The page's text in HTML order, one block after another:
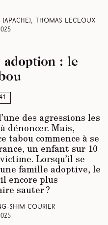
(Apache) , Thomas Lecloux
adoption : le
des agressions les
dénoncer. Mais,
tabou commence à se
un enfant sur 10
Lorsqu’il se
famille adoptive, le
encore plus
sauter ?
Shim Courier